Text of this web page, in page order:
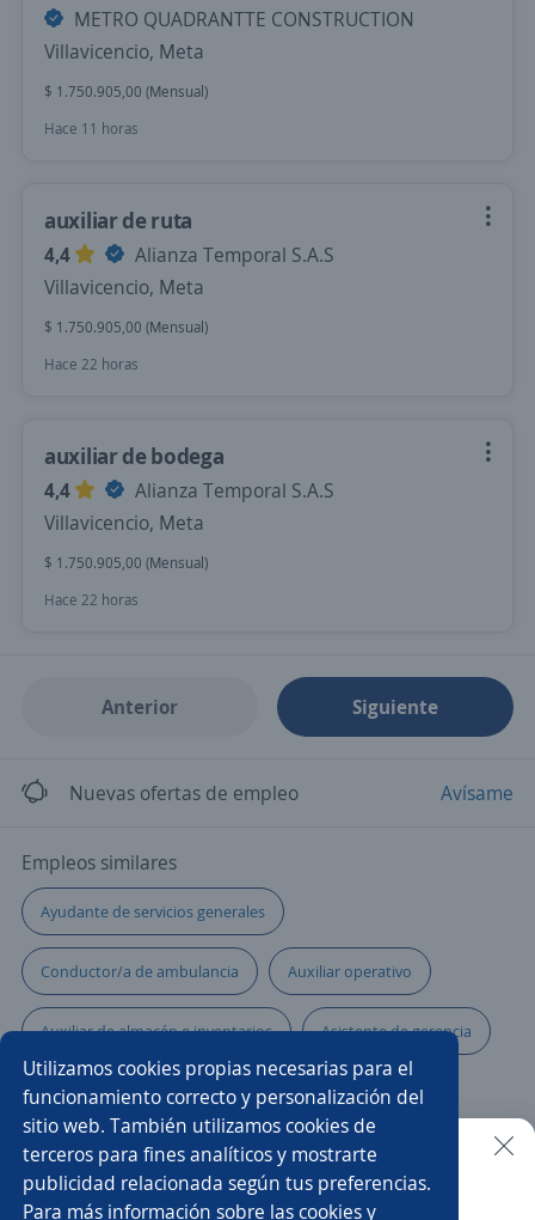
Utilizamos cookies propias necesarias para el
funcionamiento correcto y personalización del
sitio web. También utilizamos cookies de
terceros para fines analíticos y mostrarte
publicidad relacionada según tus preferencias.
Para más información sobre las cookies y
METRO QUADRANTTE CONSTRUCTION
Villavicencio, Meta
$ 1.750.905,00 (Mensual)
Hace 11 horas
auxiliar de ruta
4,4
Alianza Temporal S.A.S
Villavicencio, Meta
$ 1.750.905,00 (Mensual)
Hace 22 horas
auxiliar de bodega
4,4
Alianza Temporal S.A.S
Villavicencio, Meta
$ 1.750.905,00 (Mensual)
Hace 22 horas
Anterior Siguiente
Nuevas ofertas de empleo Avísame
Empleos similares
Ayudante de servicios generales
Conductor/a de ambulancia Auxiliar operativo
Auxiliar de almacén e inventarios Asistente de gerencia
Auxiliar contable y administrativo Logístico/a
Auxiliar de despachos Asistente comercial
Asistente/a de logística Ayudante de chófer reparto
Buscar es más fácil en la app